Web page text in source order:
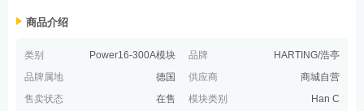
商品介绍
类别 Power16-300A模块 品牌
HARTING/浩亭
品牌属地
德国 供应商
商城自营
售卖状态
在售 模块类别
Han C